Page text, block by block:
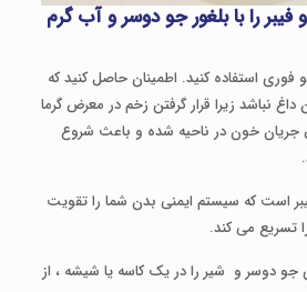
را با بلغور جو دوسر و آب گرم
استفاده کنید. اطمینان حاصل کنید که
نباشد زیرا قرار گرفتن زخم در معرض گرما
خون در ناحیه شده و باعث شروع
است که سیستم ایمنی بدن شما را تقویت
تسریع می کند.
جو دوسر و شیر را در یک کاسه یا شیشه ، از